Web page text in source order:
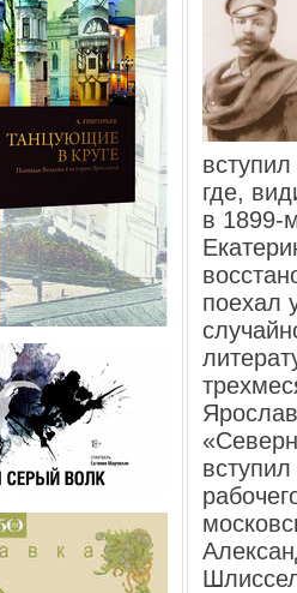
где,
в 1899-
поехал